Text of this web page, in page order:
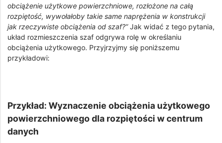
obciążenie użytkowe powierzchniowe, rozłożone na całą
rozpiętość, wywołałoby takie same naprężenia w konstrukcji
jak rzeczywiste obciążenia od szaf?”Jak widać z tego pytania,
układ rozmieszczenia szaf odgrywa rolę w określaniu
obciążenia użytkowego. Przyjrzyjmy się poniższemu
przykładowi:
Przykład: Wyznaczenie obciążenia użytkowego
powierzchniowego dla rozpiętości w centrum
danych